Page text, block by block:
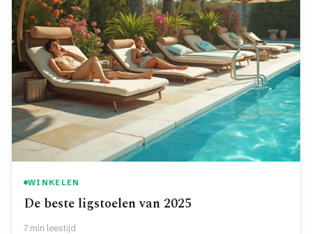
WINKELEN
De beste ligstoelen van 2025
7 min leestijd